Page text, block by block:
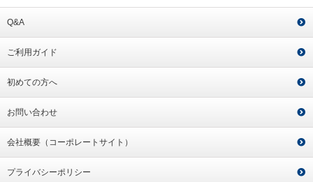
Q&A
ご利用ガイド
初めての方へ
お問い合わせ
会社概要（コーポレートサイト）
プライバシーポリシー